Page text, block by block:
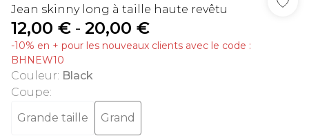
Jean skinny long à taille haute revêtu
12,00 € - 20,00 €
-10% en + pour les nouveaux clients avec le code :
BHNEW10
Couleur: Black
Coupe:
Grande taille
Grand